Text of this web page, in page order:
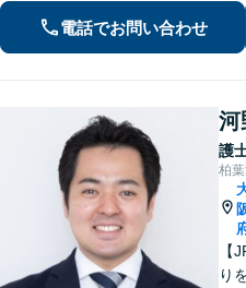
程
度
気
電話でお問い合わせ
河
護
柏
【
り